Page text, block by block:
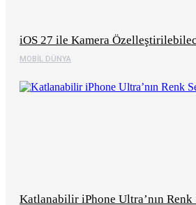
MOBIL DÜNYA
iOS 27 ile Kamera
Katlanabilir iPhone Ultra’nın Renk